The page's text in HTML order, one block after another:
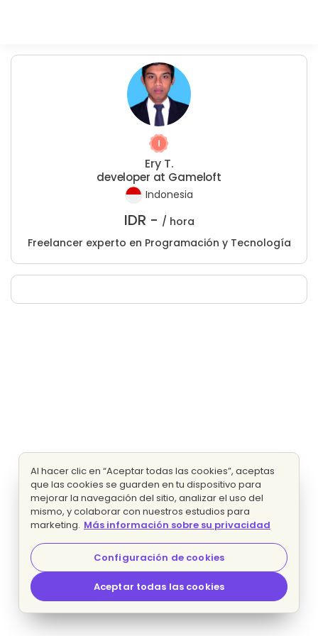
Ery T.
developer at Gameloft
Indonesia
IDR - / hora
Freelancer experto en Programación y Tecnología
Al hacer clic en “Aceptar todas las cookies”, aceptas
que las cookies se guarden en tu dispositivo para
mejorar la navegación del sitio, analizar el uso del
mismo, y colaborar con nuestros estudios para
marketing. Más información sobre su privacidad
Configuración de cookies
Aceptar todas las cookies